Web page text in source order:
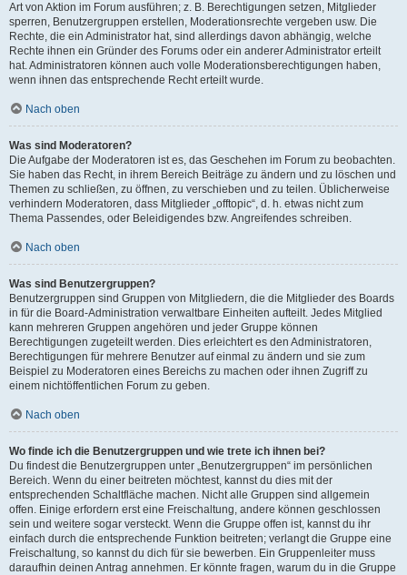
Art von Aktion im Forum ausführen; z. B. Berechtigungen setzen, Mitglieder
sperren, Benutzergruppen erstellen, Moderationsrechte vergeben usw. Die
Rechte, die ein Administrator hat, sind allerdings davon abhängig, welche
Rechte ihnen ein Gründer des Forums oder ein anderer Administrator erteilt
hat. Administratoren können auch volle Moderationsberechtigungen haben,
wenn ihnen das entsprechende Recht erteilt wurde.
Nach oben
Was sind Moderatoren?
Die Aufgabe der Moderatoren ist es, das Geschehen im Forum zu beobachten.
Sie haben das Recht, in ihrem Bereich Beiträge zu ändern und zu löschen und
Themen zu schließen, zu öffnen, zu verschieben und zu teilen. Üblicherweise
verhindern Moderatoren, dass Mitglieder „offtopic“, d. h. etwas nicht zum
Thema Passendes, oder Beleidigendes bzw. Angreifendes schreiben.
Nach oben
Was sind Benutzergruppen?
Benutzergruppen sind Gruppen von Mitgliedern, die die Mitglieder des Boards
in für die Board-Administration verwaltbare Einheiten aufteilt. Jedes Mitglied
kann mehreren Gruppen angehören und jeder Gruppe können
Berechtigungen zugeteilt werden. Dies erleichtert es den Administratoren,
Berechtigungen für mehrere Benutzer auf einmal zu ändern und sie zum
Beispiel zu Moderatoren eines Bereichs zu machen oder ihnen Zugriff zu
einem nichtöffentlichen Forum zu geben.
Nach oben
Wo finde ich die Benutzergruppen und wie trete ich ihnen bei?
Du findest die Benutzergruppen unter „Benutzergruppen“ im persönlichen
Bereich. Wenn du einer beitreten möchtest, kannst du dies mit der
entsprechenden Schaltfläche machen. Nicht alle Gruppen sind allgemein
offen. Einige erfordern erst eine Freischaltung, andere können geschlossen
sein und weitere sogar versteckt. Wenn die Gruppe offen ist, kannst du ihr
einfach durch die entsprechende Funktion beitreten; verlangt die Gruppe eine
Freischaltung, so kannst du dich für sie bewerben. Ein Gruppenleiter muss
daraufhin deinen Antrag annehmen. Er könnte fragen, warum du in die Gruppe